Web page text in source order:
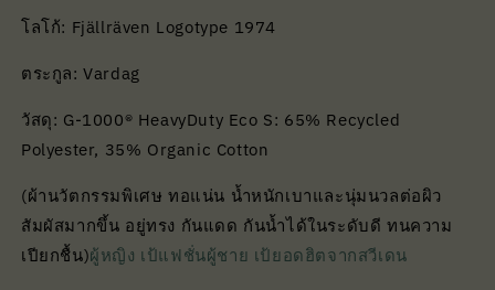
โลโก้: Fjällräven Logotype 1974
ตระกูล: Vardag
วัสดุ: G-1000® HeavyDuty Eco S: 65% Recycled
Polyester, 35% Organic Cotton
(ผ้านวัตกรรมพิเศษ ทอแน่น น้ำหนักเบาและนุ่มนวลต่อผิว
สัมผัสมากขึ้น อยู่ทรง กันแดด กันน้ำได้ในระดับดี ทนความ
เปียกชื้น)ผู้หญิง เป้แฟชั่นผู้ชาย เป้ยอดฮิตจากสวีเดน